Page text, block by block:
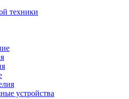
техники
устройства